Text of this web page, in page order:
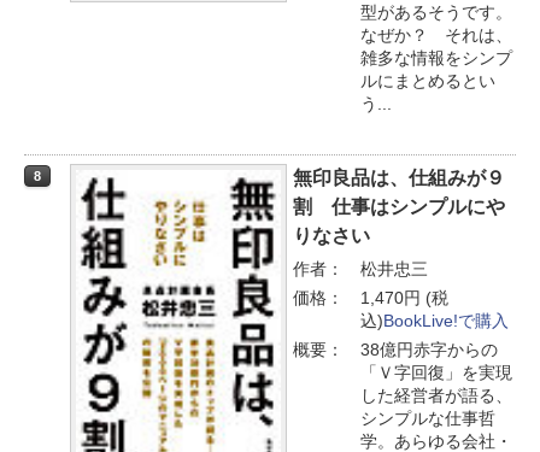
型があるそうです。
なぜか？ それは、
雑多な情報をシンプ
ルにまとめるとい
う...
8
無印良品は、仕組みが９
割 仕事はシンプルにや
りなさい
作者：
松井忠三
価格：
1,470円 (税
込)BookLive!で購入
概要：
38億円赤字からの
「Ｖ字回復」を実現
した経営者が語る、
シンプルな仕事哲
学。あらゆる会社・